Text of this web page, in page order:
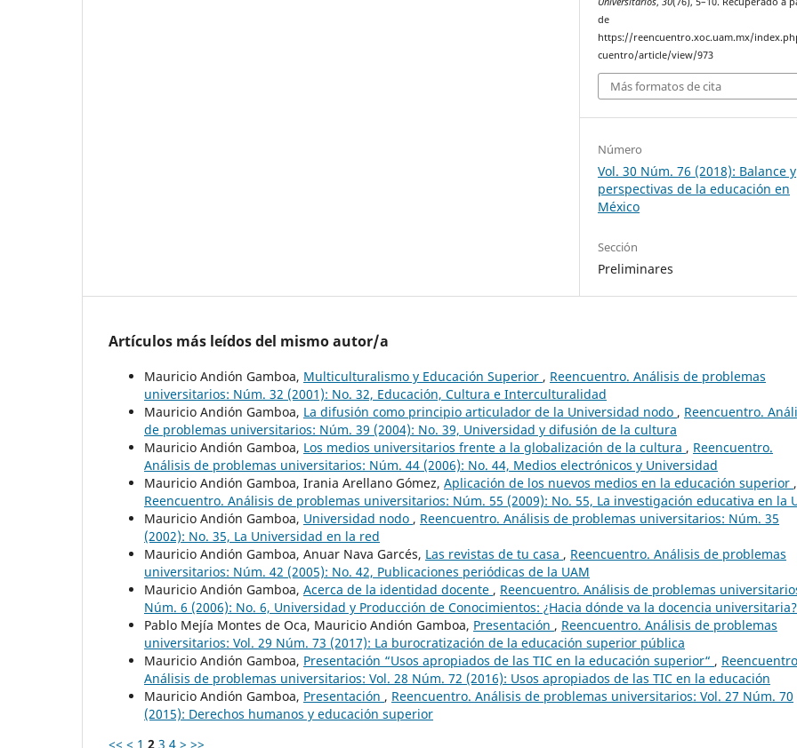
de
https://reencuentro.xoc.uam.mx/
cuentro/article/view/973
Más formatos de cita
Número
Vol. 30 Núm. 76 (2018): Balance y
perspectivas de la educación en
México
Sección
Preliminares
Artículos más leídos del mismo autor/a
Mauricio Andión Gamboa, Multiculturalismo y Educación Superior , Reencuentro. Análisis de problemas
universitarios: Núm. 32 (2001): No. 32, Educación, Cultura e Interculturalidad
Mauricio Andión Gamboa, La difusión como principio articulador de la Universidad nodo , Reencuentro.
de problemas universitarios: Núm. 39 (2004): No. 39, Universidad y difusión de la cultura
Mauricio Andión Gamboa, Los medios universitarios frente a la globalización de la cultura , Reencuentro.
Análisis de problemas universitarios: Núm. 44 (2006): No. 44, Medios electrónicos y Universidad
Mauricio Andión Gamboa, Irania Arellano Gómez, Aplicación de los nuevos medios en la educación superior ,
Reencuentro. Análisis de problemas universitarios: Núm. 55 (2009): No. 55, La investigación educativa en la
Mauricio Andión Gamboa, Universidad nodo , Reencuentro. Análisis de problemas universitarios: Núm. 35
(2002): No. 35, La Universidad en la red
Mauricio Andión Gamboa, Anuar Nava Garcés, Las revistas de tu casa , Reencuentro. Análisis de problemas
universitarios: Núm. 42 (2005): No. 42, Publicaciones periódicas de la UAM
Mauricio Andión Gamboa, Acerca de la identidad docente , Reencuentro. Análisis de problemas
Núm. 6 (2006): No. 6, Universidad y Producción de Conocimientos: ¿Hacia dónde va la docencia universitaria?
Pablo Mejía Montes de Oca, Mauricio Andión Gamboa, Presentación , Reencuentro. Análisis de problemas
universitarios: Vol. 29 Núm. 73 (2017): La burocratización de la educación superior pública
Mauricio Andión Gamboa, Presentación “Usos apropiados de las TIC en la educación superior“ ,
Análisis de problemas universitarios: Vol. 28 Núm. 72 (2016): Usos apropiados de las TIC en la educación
Mauricio Andión Gamboa, Presentación , Reencuentro. Análisis de problemas universitarios: Vol. 27 Núm. 70
(2015): Derechos humanos y educación superior
<< < 1 2 3 4 > >>